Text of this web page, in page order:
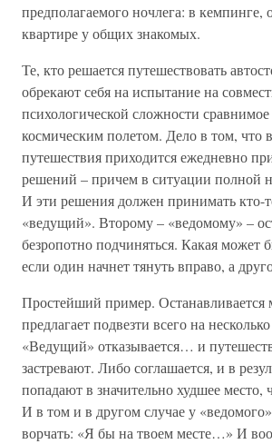
предполагаемого ночлега: в
квартире у общих знакомых.
Те, кто решается путешествовать
обрекают себя на испытание на
психологической сложности сравнимое
космическим полетом. Дело в том, что
путешествия приходится ежедневно
решений – причем в ситуации полной
И эти решения должен принимать кто-
«ведущий». Второму – «ведомому» –
безропотно подчиняться. Какая может
если один начнет тянуть вправо, а
Простейший пример.
предлагает подвезти всего на
«Ведущий» отказывается… и
застревают. Либо соглашается, и в
попадают в значительно худшее
И в том и в другом случае у
ворчать: «Я бы на твоем месте…» И